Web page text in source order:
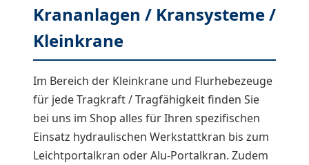
Krananlagen / Kransysteme /
Kleinkrane
Im Bereich der Kleinkrane und Flurhebezeuge
für jede Tragkraft / Tragfähigkeit finden Sie
bei uns im Shop alles für Ihren spezifischen
Einsatz hydraulischen Werkstattkran bis zum
Leichtportalkran oder Alu-Portalkran. Zudem